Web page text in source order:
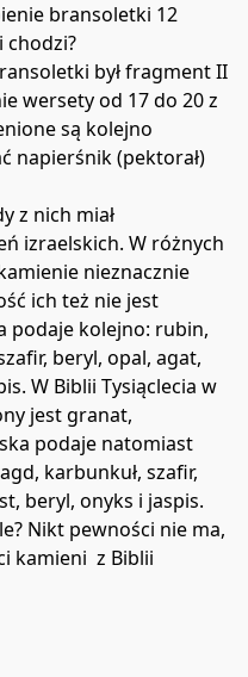
bransoletki 12
chodzi?
był fragment II
wersety od 17 do 20 z
są kolejno
napierśnik (pektorał)
z nich miał
izraelskich. W różnych
nieznacznie
ich też nie jest
podaje kolejno: rubin,
beryl, opal, agat,
W Biblii Tysiąclecia w
jest granat,
podaje natomiast
karbunkuł, szafir,
beryl, onyks i jaspis.
Nikt pewności nie ma,
kamieni  z Biblii